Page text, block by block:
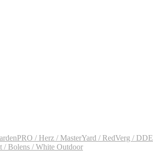
/ Herz / MasterYard / RedVerg / DDE
/ Bolens / White Outdoor